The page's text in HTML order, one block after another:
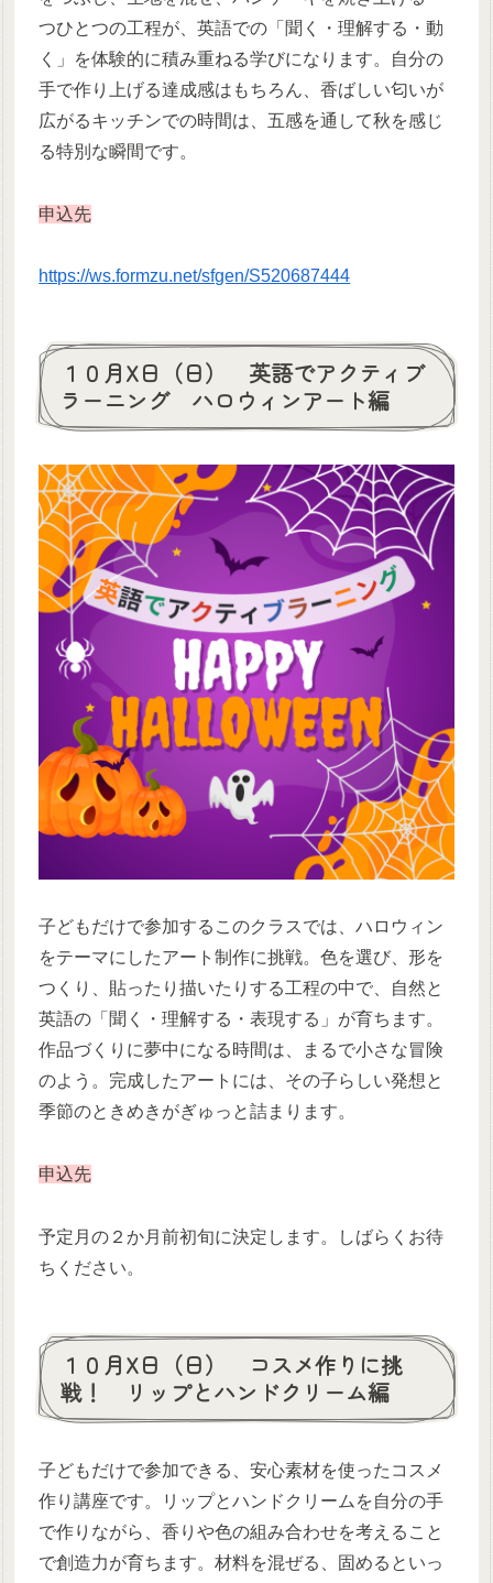
つひとつの工程が、英語での「聞く・理解する・動
く」を体験的に積み重ねる学びになります。自分の
手で作り上げる達成感はもちろん、香ばしい匂いが
広がるキッチンでの時間は、五感を通して秋を感じ
る特別な瞬間です。
申込先
https://ws.formzu.net/sfgen/S520687444
１０月X日（日） 英語でアクティブ
ラーニング ハロウィンアート編
子どもだけで参加するこのクラスでは、ハロウィン
をテーマにしたアート制作に挑戦。色を選び、形を
つくり、貼ったり描いたりする工程の中で、自然と
英語の「聞く・理解する・表現する」が育ちます。
作品づくりに夢中になる時間は、まるで小さな冒険
のよう。完成したアートには、その子らしい発想と
季節のときめきがぎゅっと詰まります。
申込先
予定月の２か月前初旬に決定します。しばらくお待
ちください。
１０月X日（日） コスメ作りに挑
戦！ リップとハンドクリーム編
子どもだけで参加できる、安心素材を使ったコスメ
作り講座です。リップとハンドクリームを自分の手
で作りながら、香りや色の組み合わせを考えること
で創造力が育ちます。材料を混ぜる、固めるといっ